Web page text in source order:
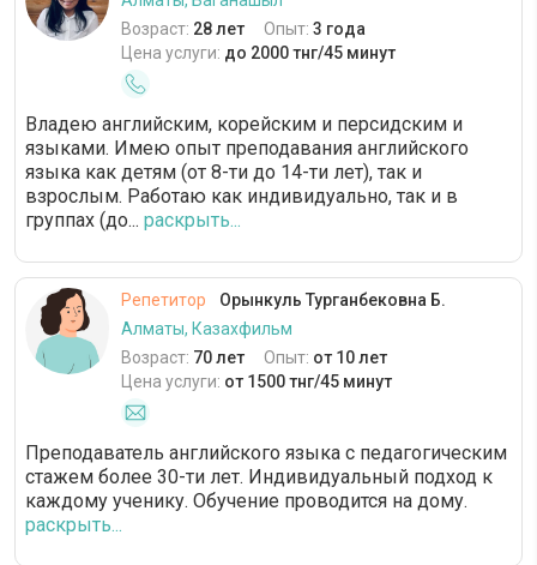
Возраст: 28 лет Опыт: 3 года
Цена услуги: до 2000 тнг/45 минут
Владею английским, корейским и персидским и
языками. Имею опыт преподавания английского
языка как детям (от 8-ти до 14-ти лет), так и
взрослым. Работаю как индивидуально, так и в
группах (до... раскрыть...
Репетитор
Орынкуль Турганбековна Б.
Алматы, Казахфильм
Возраст: 70 лет Опыт: от 10 лет
Цена услуги: от 1500 тнг/45 минут
Преподаватель английского языка с педагогическим
стажем более 30-ти лет. Индивидуальный подход к
каждому ученику. Обучение проводится на дому.
раскрыть...